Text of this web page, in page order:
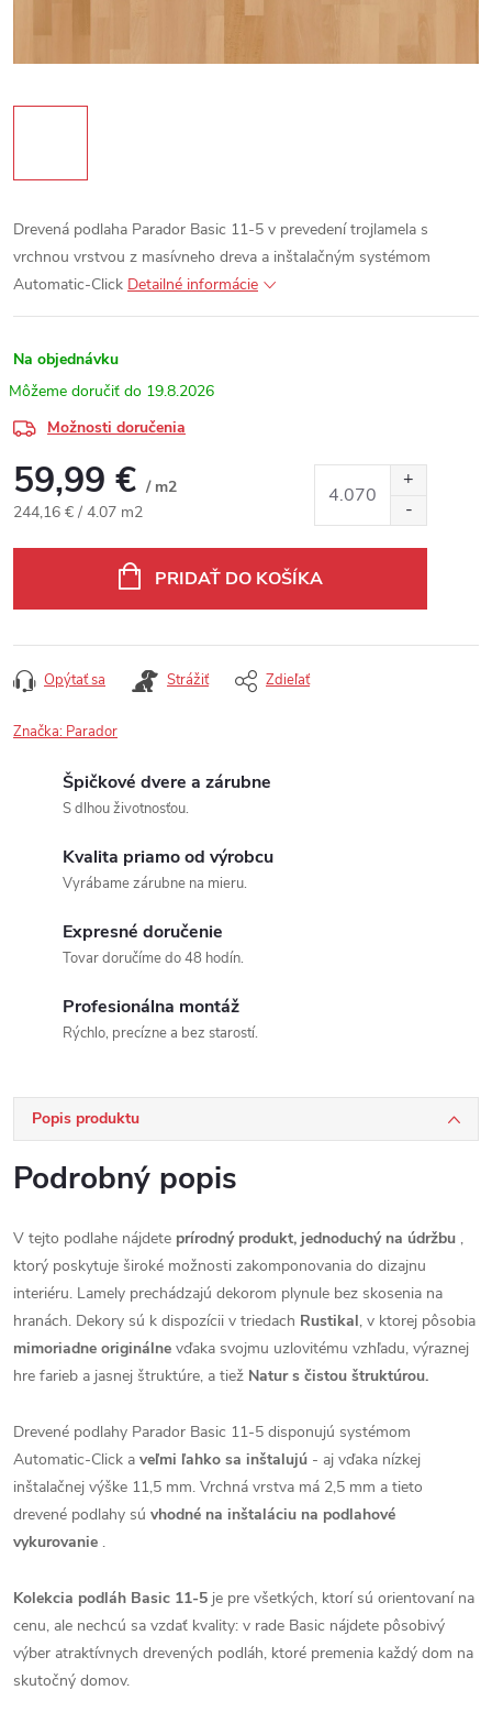
Drevená podlaha Parador Basic 11-5 v prevedení trojlamela s
vrchnou vrstvou z masívneho dreva a inštalačným systémom
Automatic-Click Detailné informácie
Na objednávku
19.8.2026
Možnosti doručenia
59,99 € / m2
Jednotková cena:
244,16 € / 4.07 m2
PRIDAŤ DO KOŠÍKA
Opýtať sa Strážiť Zdieľať
Značka: Parador
Špičkové dvere a zárubne
S dlhou životnosťou.
Kvalita priamo od výrobcu
Vyrábame zárubne na mieru.
Expresné doručenie
Tovar doručíme do 48 hodín.
Profesionálna montáž
Rýchlo, precízne a bez starostí.
Popis produktu
Podrobný popis
V tejto podlahe nájdete prírodný produkt, jednoduchý na údržbu ,
ktorý poskytuje široké možnosti zakomponovania do dizajnu
interiéru. Lamely prechádzajú dekorom plynule bez skosenia na
hranách. Dekory sú k dispozícii v triedach Rustikal, v ktorej pôsobia
mimoriadne originálne vďaka svojmu uzlovitému vzhľadu, výraznej
hre farieb a jasnej štruktúre, a tiež Natur s čistou štruktúrou.
Drevené podlahy Parador Basic 11-5 disponujú systémom
Automatic-Click a veľmi ľahko sa inštalujú - aj vďaka nízkej
inštalačnej výške 11,5 mm. Vrchná vrstva má 2,5 mm a tieto
drevené podlahy sú vhodné na inštaláciu na podlahové
vykurovanie .
Kolekcia podláh Basic 11-5 je pre všetkých, ktorí sú orientovaní na
cenu, ale nechcú sa vzdať kvality: v rade Basic nájdete pôsobivý
výber atraktívnych drevených podláh, ktoré premenia každý dom na
skutočný domov.